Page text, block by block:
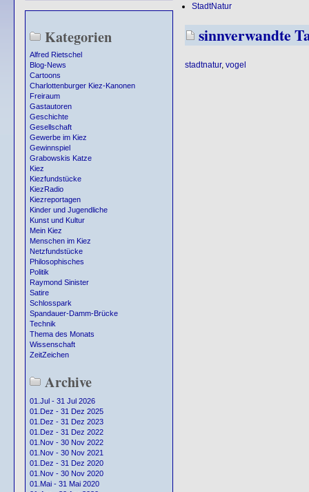
Kategorien
Alfred Rietschel
Blog-News
Cartoons
Charlottenburger Kiez-Kanonen
Freiraum
Gastautoren
Geschichte
Gesellschaft
Gewerbe im Kiez
Gewinnspiel
Grabowskis Katze
Kiez
Kiezfundstücke
KiezRadio
Kiezreportagen
Kinder und Jugendliche
Kunst und Kultur
Mein Kiez
Menschen im Kiez
Netzfundstücke
Philosophisches
Politik
Raymond Sinister
Satire
Schlosspark
Spandauer-Damm-Brücke
Technik
Thema des Monats
Wissenschaft
ZeitZeichen
Archive
01.Jul - 31 Jul 2026
01.Dez - 31 Dez 2025
01.Dez - 31 Dez 2023
01.Dez - 31 Dez 2022
01.Nov - 30 Nov 2022
01.Nov - 30 Nov 2021
01.Dez - 31 Dez 2020
01.Nov - 30 Nov 2020
01.Mai - 31 Mai 2020
StadtNatur
sinnverwandte
stadtnatur, vogel